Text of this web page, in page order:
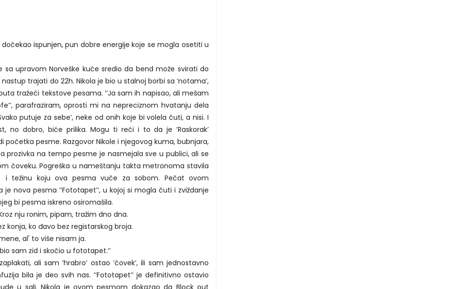
ispunjen, pun dobre energije koje se mogla osetiti u
sa upravom Norveške kuće sredio da bend može svirati do
trajati do 22h. Nikola je bio u stalnoj borbi sa ’notama’,
tražeći tekstove pesama. ’’Ja sam ih napisao, ali mešam
parafraziram, oprosti mi na nepreciznom hvatanju dela
putuje za sebe’, neke od onih koje bi volela čuti, a nisi. I
no dobro, biće prilika. Mogu ti reći i to da je ’Raskorak’
početka pesme. Razgovor Nikole i njegovog kuma, bubnjara,
prozivka na tempo pesme je nasmejala sve u publici, ali se
čoveku. Pogreška u nameštanju takta metronoma stavila
i težinu koju ova pesma vuče za sobom. Pečat ovom
nova pesma ’’Fototapet’’, u kojoj si mogla čuti i zviždanje
bi pesma iskreno osiromašila.
nju ronim, pipam, tražim dno dna.
konja, ko đavo bez registarskog broja.
al' to više nisam ja.
sam zid i skočio u fototapet.’’
ali sam ’hrabro’ ostao ’čovek’, ili sam jednostavno
bila je deo svih nas. ’’Fototapet’’ je definitivno ostavio